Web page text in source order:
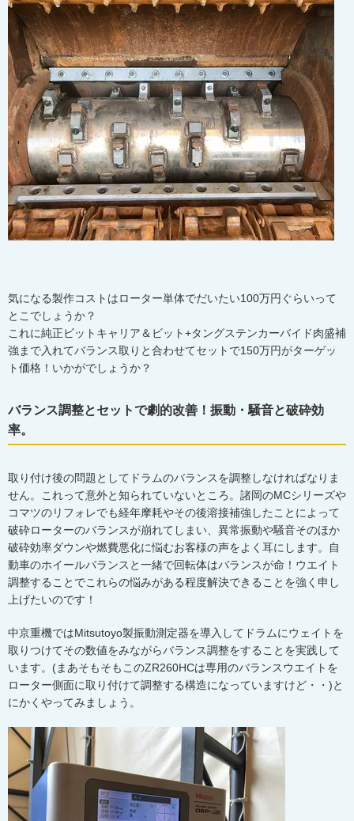
気になる製作コストはローター単体でだいたい100万円ぐらいって
とこでしょうか？
これに純正ビットキャリア＆ビット+タングステンカーバイド肉盛補
強まで入れてバランス取りと合わせてセットで150万円がターゲッ
ト価格！いかがでしょうか？
バランス調整とセットで劇的改善！振動・騒音と破砕効
率。
取り付け後の問題としてドラムのバランスを調整しなければなりま
せん。これって意外と知られていないところ。諸岡のMCシリーズや
コマツのリフォレでも経年摩耗やその後溶接補強したことによって
破砕ローターのバランスが崩れてしまい、異常振動や騒音そのほか
破砕効率ダウンや燃費悪化に悩むお客様の声をよく耳にします。自
動車のホイールバランスと一緒で回転体はバランスが命！ウエイト
調整することでこれらの悩みがある程度解決できることを強く申し
上げたいのです！
中京重機ではMitsutoyo製振動測定器を導入してドラムにウェイトを
取りつけてその数値をみながらバランス調整をすることを実践して
います。(まあそもそもこのZR260HCは専用のバランスウエイトを
ローター側面に取り付けて調整する構造になっていますけど・・)と
にかくやってみましょう。